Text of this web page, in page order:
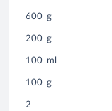
600 g
200 g
100 ml
100 g
2